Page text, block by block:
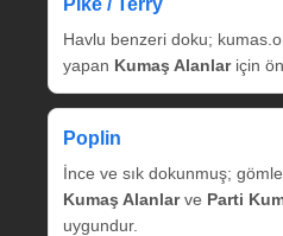
Havlu benzeri doku;
yapan Kumaş Alanlariçin
Poplin
İnce ve sık dokunmuş;
Kumaş Alanlarve Parti
uygundur.